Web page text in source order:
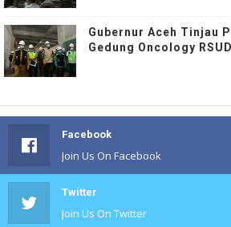
Gubernur Aceh Tinjau
Gedung Oncology
Facebook
Join Us On Facebook
Twitter
Join Us On Twitter